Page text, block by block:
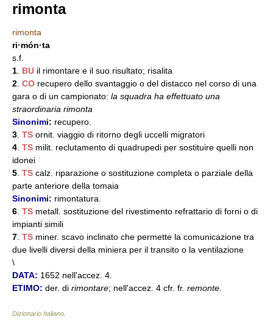
rimonta
rimonta
ri·món·ta
s.f.
1 BU il rimontare e il suo risultato; risalita
2 CO recupero dello svantaggio o del distacco nel corso di una
gara o di un campionato: la squadra ha effettuato una
straordinaria rimonta
Sinonimi: recupero.
3 TS ornit. viaggio di ritorno degli uccelli migratori
4 TS milit. reclutamento di quadrupedi per sostituire quelli non
idonei
5 TS calz. riparazione o sostituzione completa o parziale della
parte anteriore della tomaia
Sinonimi: rimontatura.
6 TS metall. sostituzione del rivestimento refrattario di forni o di
impianti simili
7 TS miner. scavo inclinato che permette la comunicazione tra
due livelli diversi della miniera per il transito o la ventilazione
\
DATA: 1652 nell'accez. 4.
ETIMO: der. di rimontare; nell'accez. 4 cfr. fr. remonte
Dizionario Italiano